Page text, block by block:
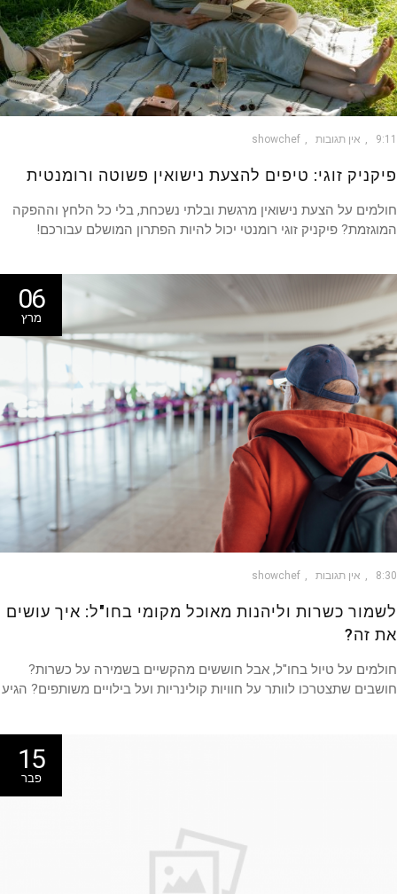
אין תגובות showchef
זוגי: טיפים להצעת נישואין פשוטה ורומנטית
על הצעת נישואין מרגשת ובלתי נשכחת, בלי כל הלחץ וההפקה
פיקניק זוגי רומנטי יכול להיות הפתרון המושלם עבורכם!
06
מרץ
אין תגובות showchef
כשרות וליהנות מאוכל מקומי בחו"ל: איך עושים
זה?
על טיול בחו"ל, אבל חוששים מהקשיים בשמירה על כשרות?
שתצטרכו לוותר על חוויות קולינריות ועל בילויים משותפים? הגיע
15
פבר